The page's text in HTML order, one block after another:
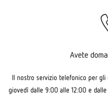
Avete
Il nostro servizio telefonico per
giovedì dalle 9:00 alle 12:00 e